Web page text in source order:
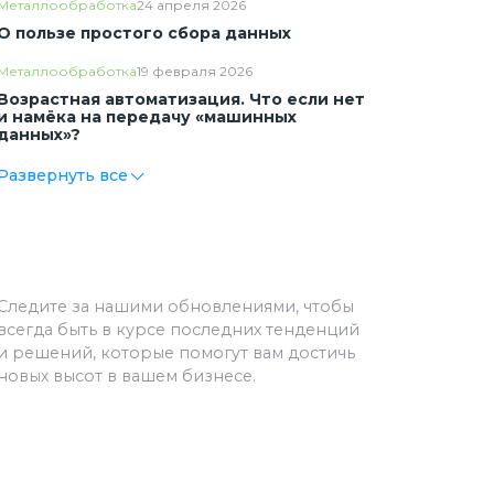
24 апреля 2026
пользе простого сбора данных
19 февраля 2026
автоматизация. Что если нет
намёка на передачу «машинных
все
за нашими обновлениями, чтобы
всегда быть в курсе последних тенденций
и решений, которые помогут вам достичь
новых высот в вашем бизнесе.